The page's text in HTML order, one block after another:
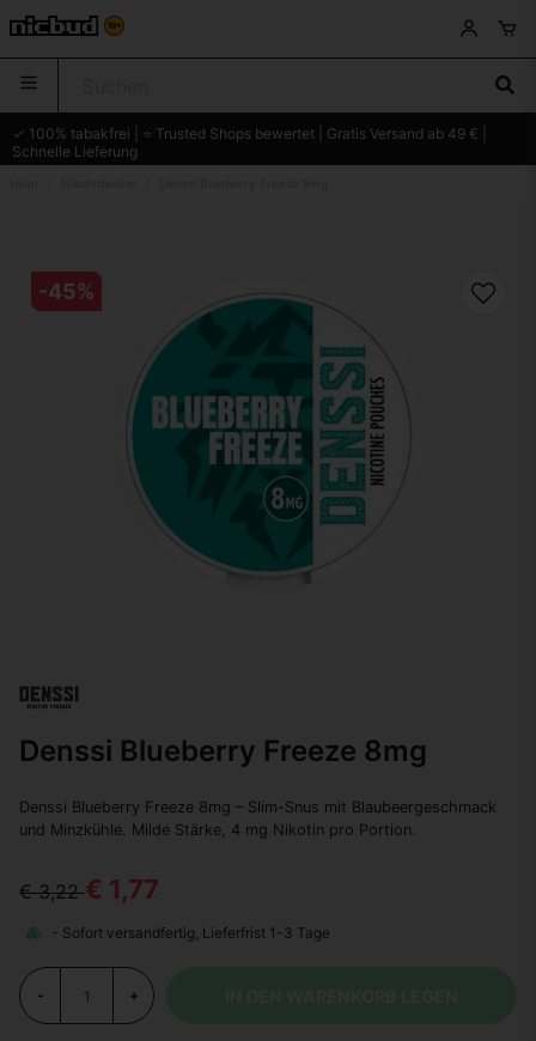
✓ 100% tabakfrei | ⭐ Trusted Shops bewertet | Gratis Versand ab 49 € |
Schnelle Lieferung
-45%
Denssi Blueberry Freeze 8mg
Denssi Blueberry Freeze 8mg – Slim-Snus mit Blaubeergeschmack
und Minzkühle. Milde Stärke, 4 mg Nikotin pro Portion.
€ 3,22€ 1,77
- +